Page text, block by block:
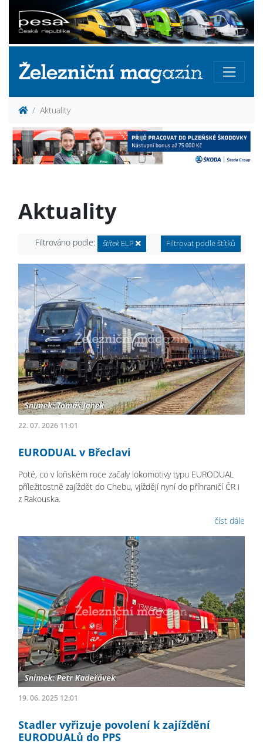
Aktuality
Aktuality
Filtrováno podle: štítekELP Filtrovat podle štítků
22. 07. 2026 11:01
EURODUAL v Břeclavi
Poté, co v loňském roce začaly lokomotivy typu EURODUAL
příležitostně zajíždět do Chebu, vjíždějí nyní do příhraničí ČR i
z Rakouska.
číst dále
19. 06. 2025 12:01
Stadler vyřizuje povolení k zajíždění
EURODUALů do PPS